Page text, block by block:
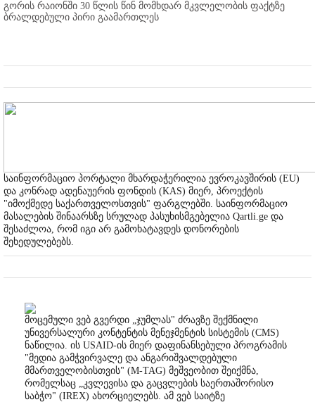
გორის რაიონში 30 წლის წინ მომხდარ მკვლელობის ფაქტზე
ბრალდებული პირი გაამართლეს
საინფორმაციო პორტალი მხარდაჭერილია ევროკავშირის (EU)
და კონრად ადენაუერის ფონდის (KAS) მიერ, პროექტის
"იმოქმედე საქართველოსთვის" ფარგლებში. საინფორმაციო
მასალების შინაარსზე სრულად პასუხისმგებელია Qartli.ge და
შესაძლოა, რომ იგი არ გამოხატავდეს დონორების
შეხედულებებს.
მოცემული ვებ გვერდი „ჯუმლას" ძრავზე შექმნილი
უნივერსალური კონტენტის მენეჯმენტის სისტემის (CMS)
ნაწილია. ის USAID-ის მიერ დაფინანსებული პროგრამის
"მედია გამჭვირვალე და ანგარიშვალდებული
მმართველობისთვის" (M-TAG) მეშვეობით შეიქმნა,
რომელსაც „კვლევისა და გაცვლების საერთაშორისო
საბჭო" (IREX) ახორციელებს. ამ ვებ საიტზე